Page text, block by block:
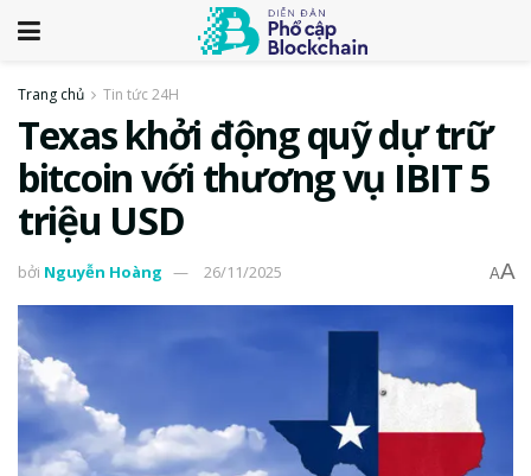
Trang chủ Tin tức 24H
Texas khởi động quỹ dự trữ
bitcoin với thương vụ IBIT 5
triệu USD
bởi Nguyễn Hoàng 26/11/2025 AA